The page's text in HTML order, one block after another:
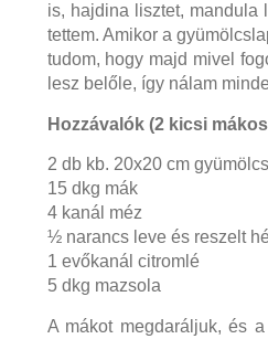
is, hajdina lisztet, mandula
tettem. Amikor a
tudom, hogy majd mivel
lesz belőle, így nálam
Hozzávalók (2 kicsi
2 db kb. 20x20 cm
15 dkg mák
4 kanál méz
½ narancs leve és reszelt
1 evőkanál citromlé
5 dkg mazsola
A mákot megdaráljuk, és